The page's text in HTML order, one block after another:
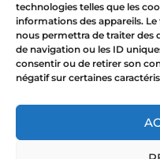
technologies telles que les
informations des appareils.
nous permettra de traiter des
de navigation ou les ID
consentir ou de retirer son
négatif sur certaines